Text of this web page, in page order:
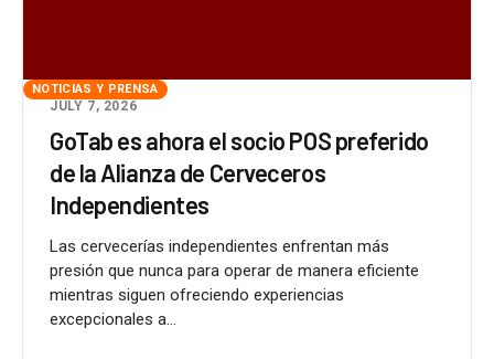
NOTICIAS Y PRENSA
JULY 7, 2026
GoTab es ahora el socio POS preferido
de la Alianza de Cerveceros
Independientes
Las cervecerías independientes enfrentan más
presión que nunca para operar de manera eficiente
mientras siguen ofreciendo experiencias
excepcionales a...